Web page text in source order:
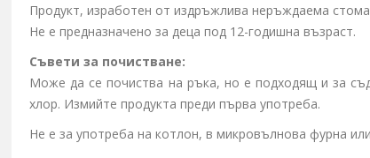
Продукт, изработен от издръжлива неръждаема
Не е предназначено за деца под 12-годишна възраст.
Съвети за почистване:
Може да се почиства на ръка, но е подходящ и за
хлор. Измийте продукта преди първа употреба.
Не е за употреба на котлон, в микровълнова фурна